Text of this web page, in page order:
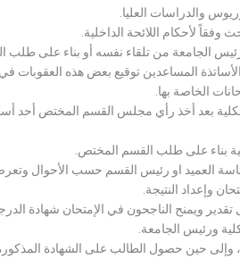
والدراسات العليا.
لأحكام اللائحة الداخلية.
الجامعة من تلقاء نفسه أو بناء على طلب
المساعدين توقيع بعض هذه العقوبات في
الخاصة بها.
بعد أخذ رأي مجلس القسم المختص أحد
بناء على طلب القسم المختص.
العميد او رئيس القسم حسب الأحوال وتعرض
وإعداد النتيجة.
ويمنح الناجحون في الإمتحان شهادة
ورئيس الجامعة.
حين حصول الطالب على الشهادة المذكورة